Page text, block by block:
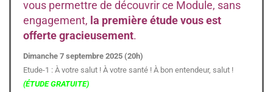
vous permettre de découvrir ce Module, sans
engagement, la première étude vous est
offerte gracieusement.
Dimanche 7 septembre 2025 (20h)
Etude-1 : À votre salut ! À votre santé ! À bon entendeur, salut !
(ÉTUDE GRATUITE)